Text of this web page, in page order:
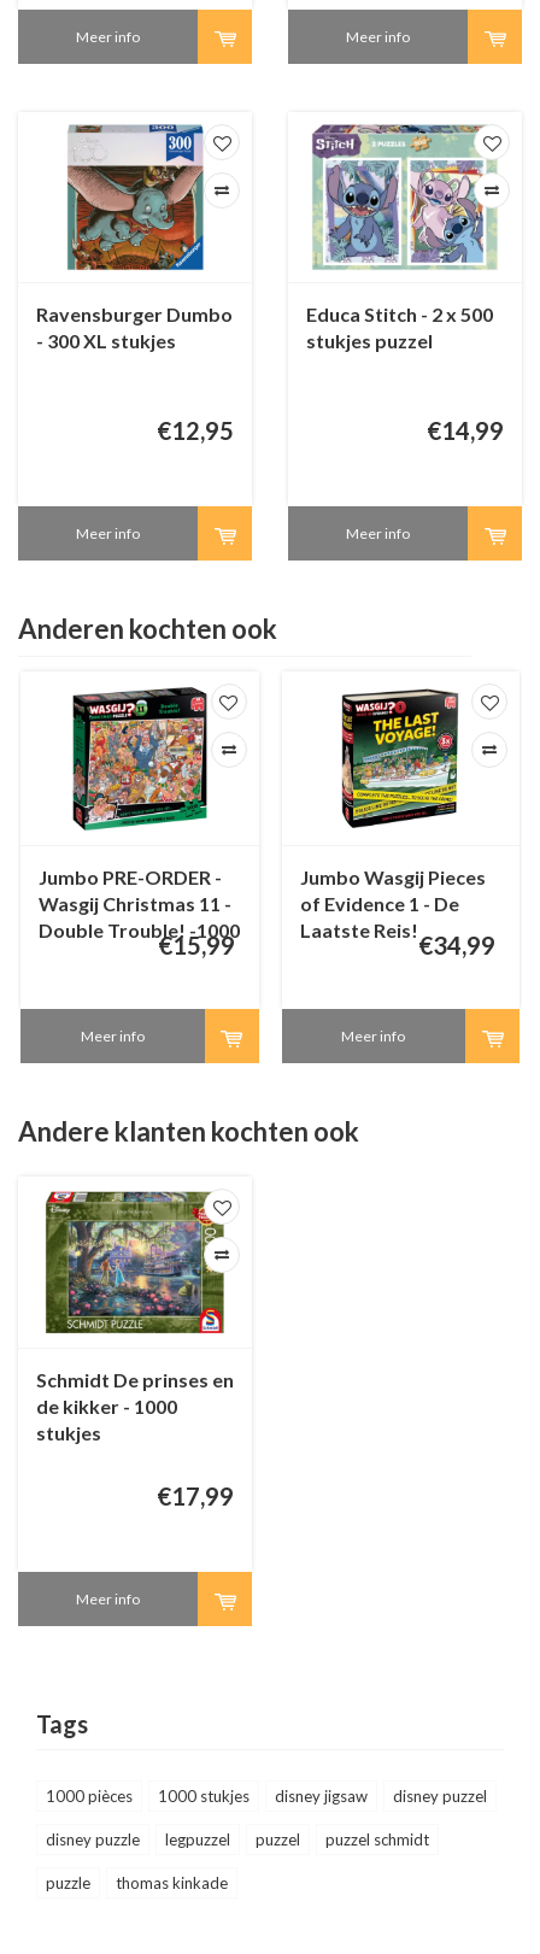
Meer info Meer info
Ravensburger Dumbo
- 300 XL stukjes
€12,95
Meer info
Educa Stitch - 2 x 500
stukjes puzzel
€14,99
Meer info
Anderen kochten ook
Jumbo PRE-ORDER -
Wasgij Christmas 11 -
Double Trouble! -1000
€15,99
Meer info
Jumbo Wasgij Pieces
of Evidence 1 - De
Laatste Reis!
€34,99
Meer info
Andere klanten kochten ook
Schmidt De prinses en
de kikker - 1000
stukjes
€17,99
Meer info
Tags
1000 pièces 1000 stukjes disney jigsaw disney puzzel
disney puzzle legpuzzel puzzel puzzel schmidt
puzzle thomas kinkade